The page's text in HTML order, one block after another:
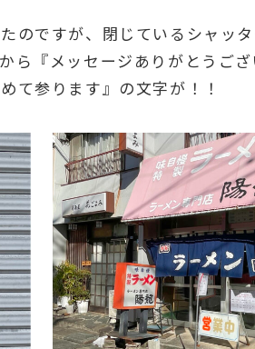
のですが、閉じているシャッ
ら『メッセージありがとうご
参ります』の文字が！！